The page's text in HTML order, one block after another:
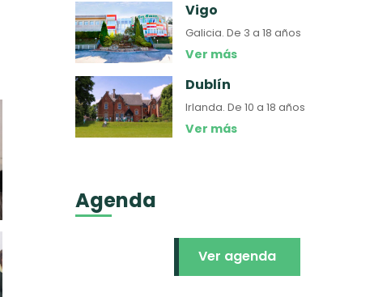
Vigo
Galicia.De 3 a 18 años
Ver más
Dublín
Irlanda.De 10 a 18 años
Ver más
Agenda
Ver agenda